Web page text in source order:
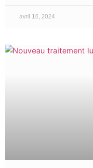
avril 16, 2024